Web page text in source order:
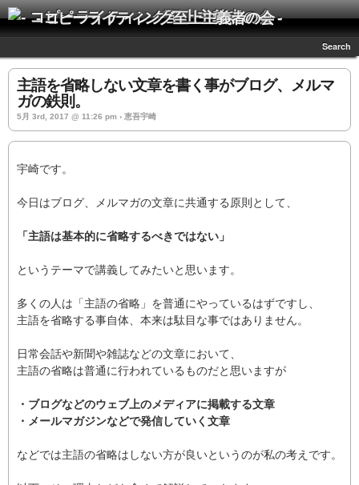
- コピーライティング至上主義者の会 -
Search
主語を省略しない文章を書く事がブログ、メルマ
ガの鉄則。
5月 3rd, 2017 @ 11:26 pm › 恵吾宇崎
宇崎です。
今日はブログ、メルマガの文章に共通する原則として、
「主語は基本的に省略するべきではない」
というテーマで講義してみたいと思います。
多くの人は「主語の省略」を普通にやっているはずですし、
主語を省略する事自体、本来は駄目な事ではありません。
日常会話や新聞や雑誌などの文章において、
主語の省略は普通に行われているものだと思いますが
・ブログなどのウェブ上のメディアに掲載する文章
・メールマガジンなどで発信していく文章
などでは主語の省略はしない方が良いというのが私の考えです。